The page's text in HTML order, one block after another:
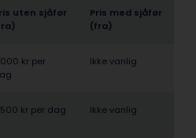
uten sjåfør
Pris med sjåfør
(fra)
kr per
Ikke vanlig
kr per dag Ikke vanlig